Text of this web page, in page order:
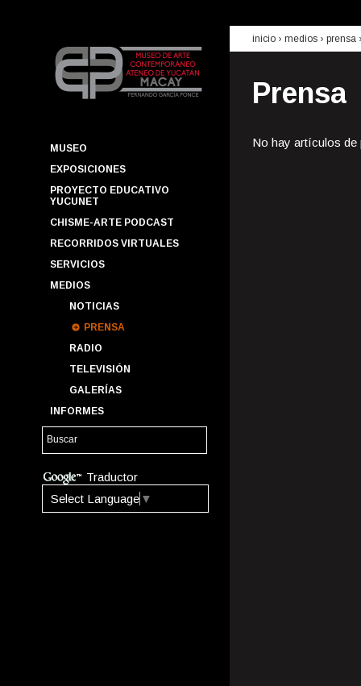
MUSEO
EXPOSICIONES
PROYECTO EDUCATIVO
YUCUNET
CHISME-ARTE PODCAST
RECORRIDOS VIRTUALES
SERVICIOS
MEDIOS
NOTICIAS
PRENSA
RADIO
TELEVISIÓN
GALERÍAS
INFORMES
Traductor
Select Language ▼
inicio › medios › prensa
Prensa
No hay artículos de